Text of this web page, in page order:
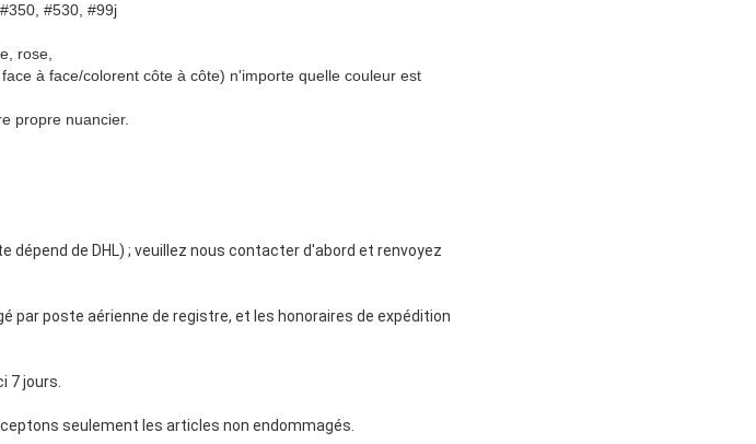
#530, #99j
rose,
à face/colorent côte à côte) n'importe quelle couleur est
propre nuancier.
de DHL) ; veuillez nous contacter d'abord et renvoyez
par poste aérienne de registre, et les honoraires de expédition
7 jours.
seulement les articles non endommagés.